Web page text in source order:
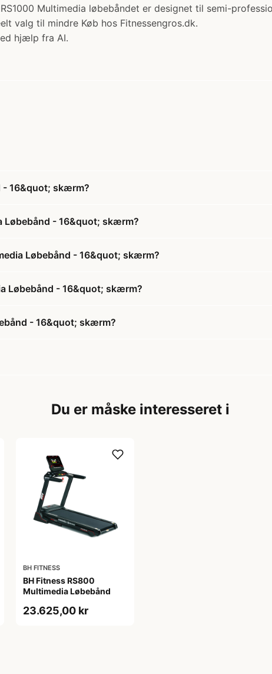
Multimedia løbebåndet er designet til semi-
valg til mindre Køb hos Fitnessengros.dk.
hjælp fra AI.
- 16&quot; skærm?
Løbebånd - 16&quot; skærm?
Løbebånd - 16&quot; skærm?
Løbebånd - 16&quot; skærm?
- 16&quot; skærm?
Du er måske interesseret i
BH FITNESS
BH Fitness RS800
Multimedia Løbebånd
23.625,00 kr